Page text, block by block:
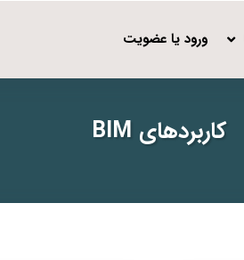
ورود یا عضویت
کاربردهای BIM